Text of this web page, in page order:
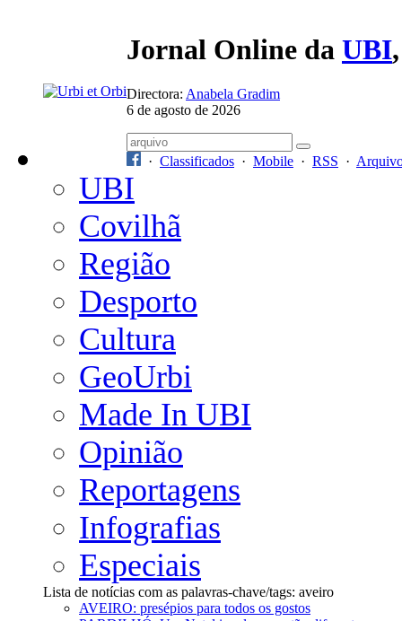
Jornal Online da UBI
Directora: Anabela Gradim
6 de agosto de 2026
· Classificados · Mobile · RSS ·
UBI
Covilhã
Região
Desporto
Cultura
GeoUrbi
Made In UBI
Opinião
Reportagens
Infografias
Especiais
Lista de notícias com as palavras-chave/tags: aveiro
AVEIRO: presépios para todos os gostos